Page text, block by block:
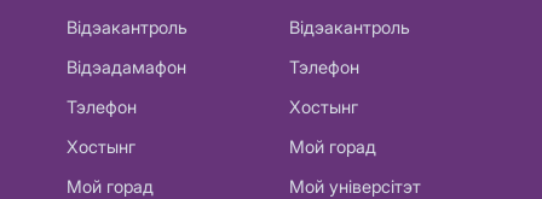
Відэакантроль
Відэадамафон
Тэлефон
Хостынг
Мой горад
Відэакантроль
Тэлефон
Хостынг
Мой горад
Мой універсітэт